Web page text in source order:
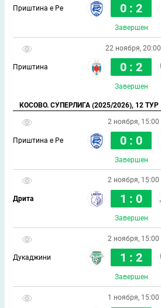
Приштина е Ре 0 : 2
Завершен
22 ноября, 20:00
Приштина 0 : 2
Завершен
КОСОВО. СУПЕРЛИГА (2025/2026), 12 ТУР
2 ноября, 15:00
Приштина е Ре 0 : 0
Завершен
2 ноября, 15:00
Дрита 1 : 0
Завершен
2 ноября, 15:00
Дукаджини 1 : 2
Завершен
1 ноября, 15:00